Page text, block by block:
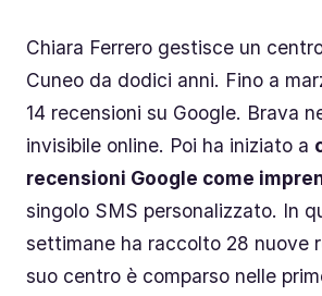
Chiara Ferrero gestisce un
Cuneo da dodici anni. Fino a
14 recensioni su Google. Brava
invisibile online. Poi ha iniziato a
recensioni Google come
singolo SMS personalizzato. In
settimane ha raccolto 28 nuove
suo centro è comparso nelle